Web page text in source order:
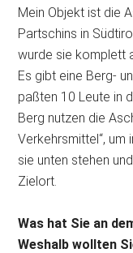
Mein Objekt ist die
Partschins in
wurde sie komplett
Es gibt eine Berg-
paßten 10 Leute in
Berg nutzen die
Verkehrsmittel“, um
sie unten stehen
Zielort.
Was hat Sie an
Weshalb wollten